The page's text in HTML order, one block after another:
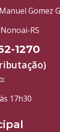
Gomez
RS
1270
17h30